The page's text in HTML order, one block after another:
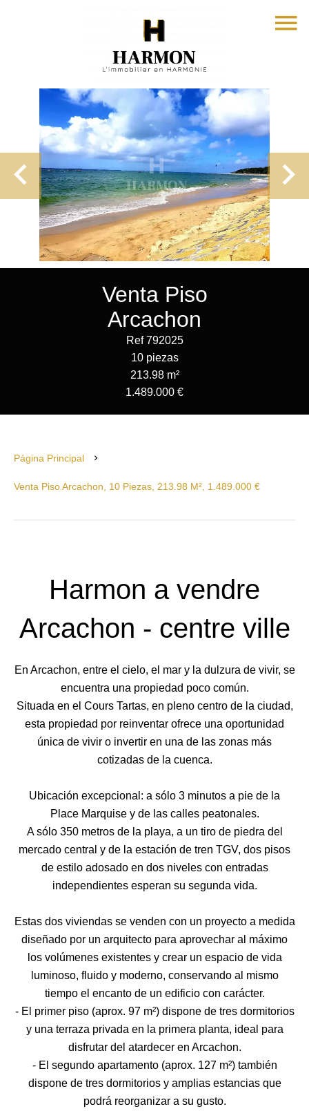
Venta Piso
Arcachon
Ref 792025
10 piezas
213.98 m²
1.489.000 €
Página Principal
Venta Piso Arcachon, 10 Piezas, 213.98 M², 1.489.000 €
Harmon a vendre
Arcachon - centre ville
En Arcachon, entre el cielo, el mar y la dulzura de vivir, se
encuentra una propiedad poco común.
Situada en el Cours Tartas, en pleno centro de la ciudad,
esta propiedad por reinventar ofrece una oportunidad
única de vivir o invertir en una de las zonas más
cotizadas de la cuenca.
Ubicación excepcional: a sólo 3 minutos a pie de la
Place Marquise y de las calles peatonales.
A sólo 350 metros de la playa, a un tiro de piedra del
mercado central y de la estación de tren TGV, dos pisos
de estilo adosado en dos niveles con entradas
independientes esperan su segunda vida.
Estas dos viviendas se venden con un proyecto a medida
diseñado por un arquitecto para aprovechar al máximo
los volúmenes existentes y crear un espacio de vida
luminoso, fluido y moderno, conservando al mismo
tiempo el encanto de un edificio con carácter.
- El primer piso (aprox. 97 m²) dispone de tres dormitorios
y una terraza privada en la primera planta, ideal para
disfrutar del atardecer en Arcachon.
- El segundo apartamento (aprox. 127 m²) también
dispone de tres dormitorios y amplias estancias que
podrá reorganizar a su gusto.